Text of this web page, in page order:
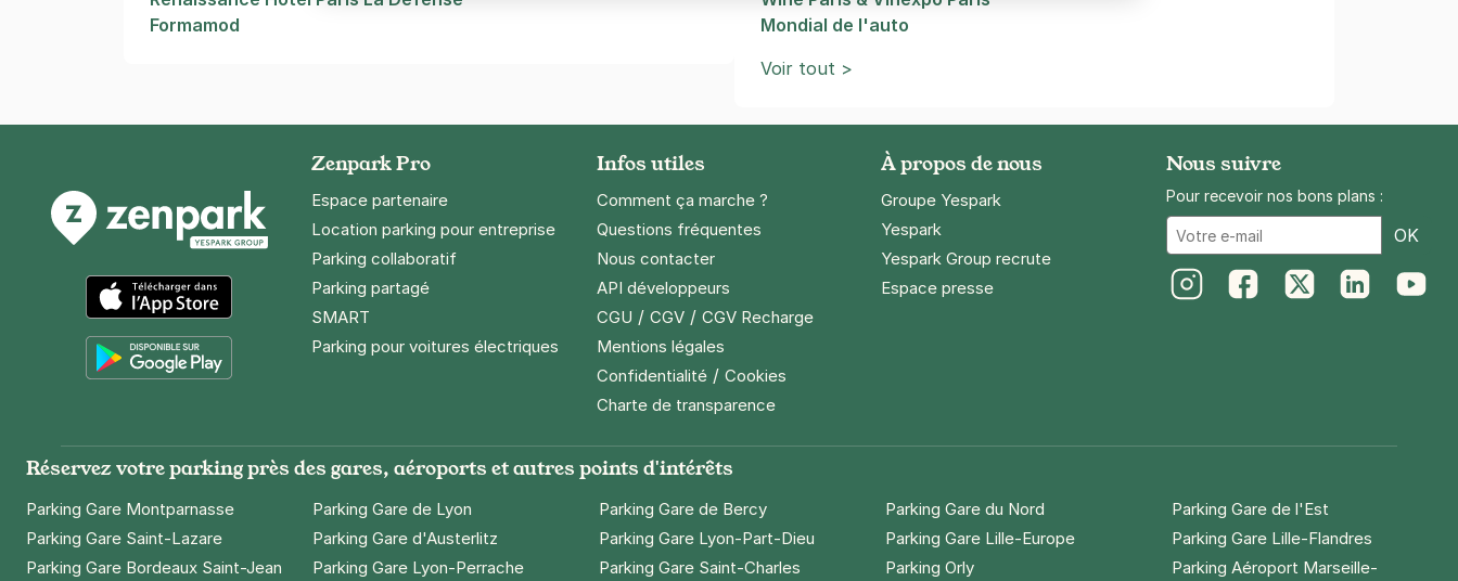
Formamod
Mondial de l'auto
Voir tout >
App Store
Zenpark Pro
Espace partenaire
Location parking pour entreprise
Parking collaboratif
Parking partagé
SMART
Parking pour voitures électriques
Infos utiles
Comment ça marche ?
Questions fréquentes
Nous contacter
API développeurs
CGU / CGV/ CGV Recharge
Mentions légales
Confidentialité/ Cookies
Charte de transparence
À propos de nous
Groupe Yespark
Yespark
Yespark Group recrute
Espace presse
Nous suivre
Pour recevoir nos bons plans :
OK
Réservez votre parking près des gares, aéroports et autres points d'intérêts
Parking Gare Montparnasse Parking Gare de Lyon Parking Gare de Bercy Parking Gare du Nord
Parking Gare de l'Est
Parking Gare Saint-Lazare
Parking Gare d'Austerlitz Parking Gare Lyon-Part-Dieu Parking Gare Lille-Europe
Parking Gare Lille-Flandres
Parking Gare Bordeaux Saint-Jean
Parking Gare Lyon-Perrache Parking Gare Saint-Charles Parking Orly Parking Aéroport Marseille-